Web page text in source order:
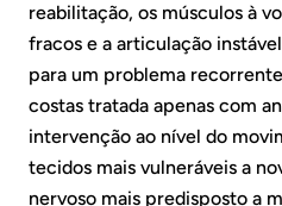
reabilitação, os músculos à
fracos e a articulação
para um problema
costas tratada apenas com
intervenção ao nível do
tecidos mais vulneráveis a
nervoso mais predisposto a